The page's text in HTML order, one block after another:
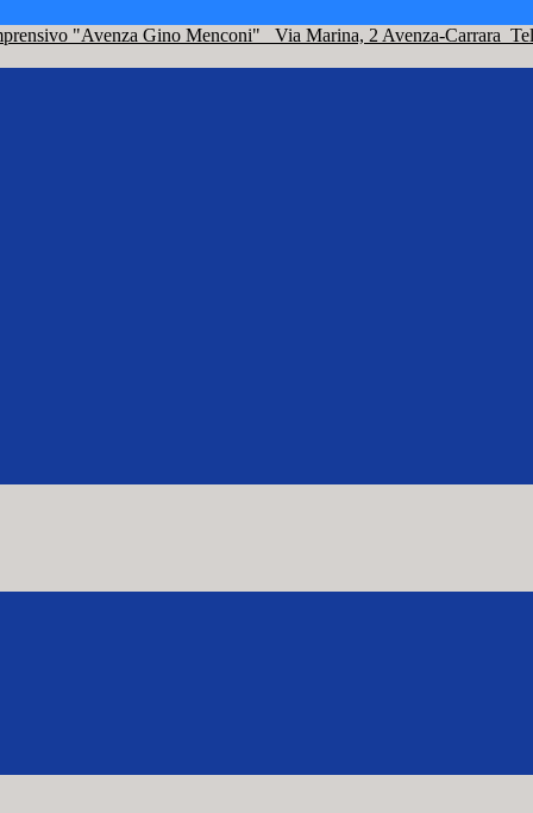
"Avenza Gino Menconi" Via Marina, 2 Avenza-Carrara